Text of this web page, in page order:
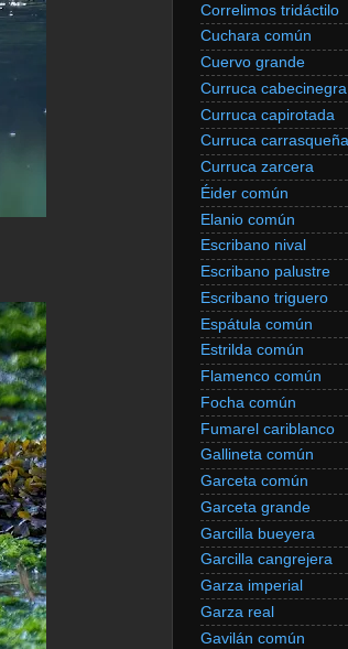
Correlimos tridáctilo
Cuchara común
Cuervo grande
Curruca cabecinegra
Curruca capirotada
Curruca carrasqueña
Curruca zarcera
Éider común
Elanio común
Escribano nival
Escribano palustre
Escribano triguero
Espátula común
Estrilda común
Flamenco común
Focha común
Fumarel cariblanco
Gallineta común
Garceta común
Garceta grande
Garcilla bueyera
Garcilla cangrejera
Garza imperial
Garza real
Gavilán común